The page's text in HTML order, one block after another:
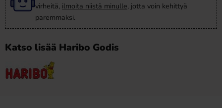
virheitä, ilmoita niistä minulle, jotta voin kehittyä
paremmaksi.
Katso lisää Haribo Godis